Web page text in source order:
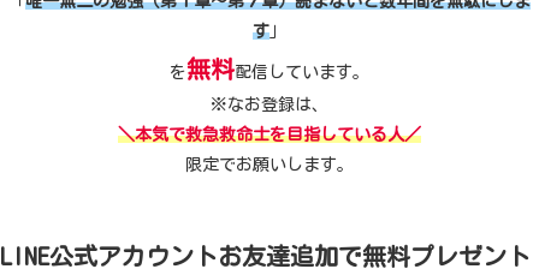
す
を無料配信しています。
※なお登録は、
＼本気で救急救命士を目指している人／
限定でお願いします。
LINE公式アカウントお友達追加で無料プレゼント